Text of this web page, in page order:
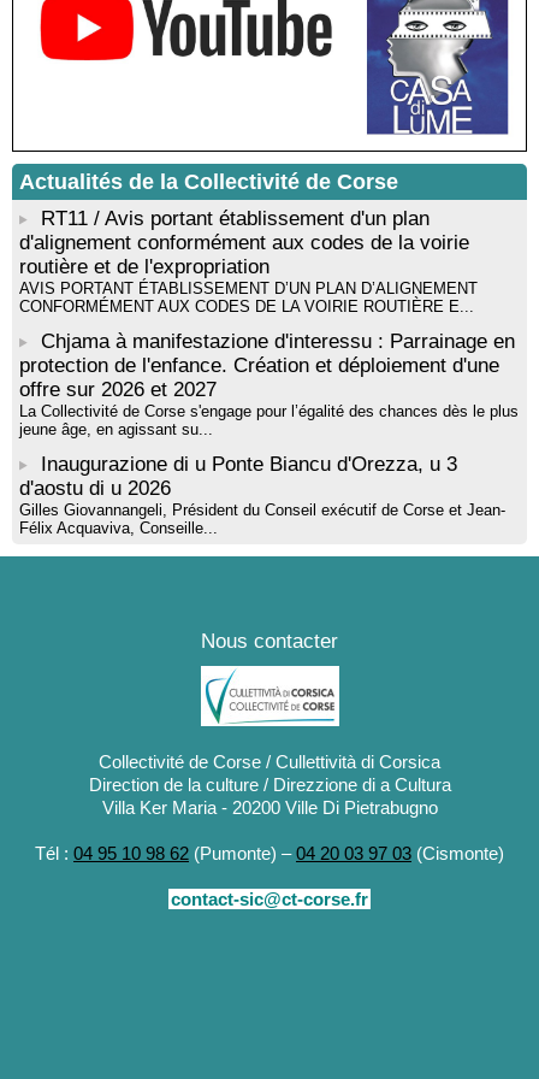
Rencontre / dédicace avec Lucrèce Luciani autour de son
livre « La ballade du pendu du Niolu» - Mediateca territuriale di
Santa Lucia di Tallà
Mise en musique d’un livre jeunesse par Annik Meschinet,
musicienne pédagogue : Ateliers d’expression sonore, vocale,
rythmique et corporelle - Mediateca territuriale di Santa Lucia di
Tallà
! Événement reporté ! Cycle de conférences peinture animé
par Alexandre Dominati - Mediateca territuriale di Santa Lucia di
Tallà
Actualités de la Collectivité de Corse
RT11 / Avis portant établissement d'un plan
d'alignement conformément aux codes de la voirie
routière et de l'expropriation
AVIS PORTANT ÉTABLISSEMENT D’UN PLAN D’ALIGNEMENT
CONFORMÉMENT AUX CODES DE LA VOIRIE ROUTIÈRE E...
Chjama à manifestazione d'interessu : Parrainage en
protection de l'enfance. Création et déploiement d'une
offre sur 2026 et 2027
La Collectivité de Corse s'engage pour l’égalité des chances dès le plus
jeune âge, en agissant su...
Inaugurazione di u Ponte Biancu d'Orezza, u 3
d'aostu di u 2026
Gilles Giovannangeli, Président du Conseil exécutif de Corse et Jean-
Félix Acquaviva, Conseille...
Nous contacter
Collectivité de Corse / Cullettività di Corsica
Direction de la culture / Direzzione di a Cultura
Villa Ker Maria - 20200 Ville Di Pietrabugno
Tél : 04 95 10 98 62 (Pumonte) –04 20 03 97 03 (Cismonte)
contact-sic@ct-corse.fr